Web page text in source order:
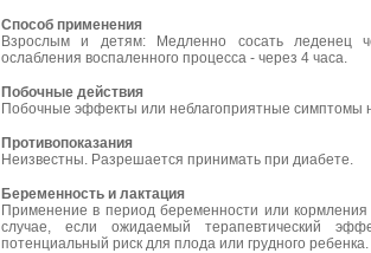
Способ применения
Взрослым и детям: Медленно сосать леденец
ослабления воспаленного процесса - через 4 часа.
Побочные действия
Побочные эффекты или неблагоприятные симптомы
Противопоказания
Неизвестны. Разрешается принимать при диабете.
Беременность и лактация
Применение в период беременности или
случае, если ожидаемый терапевтический
потенциальный риск для плода или грудного ребенка.